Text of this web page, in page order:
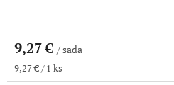
9,27 € / sada
Jednotková
cena:
9,27 € / 1 ks